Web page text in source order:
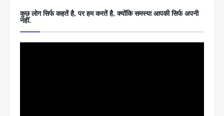
कुछ लोग सिर्फ कहतें है, पर हम करतें है, क्योंकि समस्या आपकी सिर्फ अपनी
नहीं.